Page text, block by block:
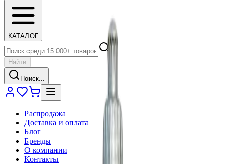
КАТАЛОГ
Найти
Поиск...
Распродажа
Доставка и оплата
Блог
Бренды
О компании
Контакты